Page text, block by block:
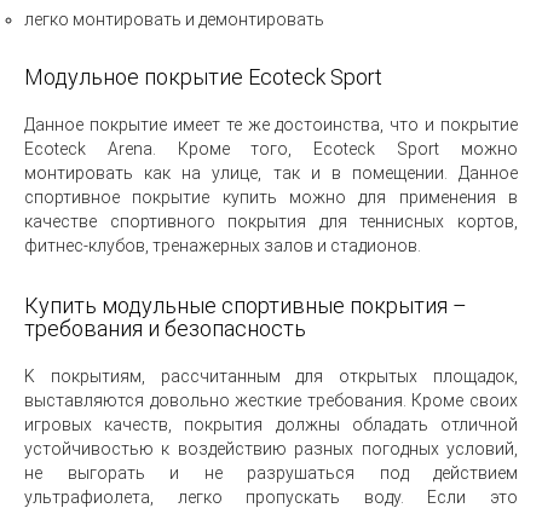
легко монтировать и демонтировать
Модульное покрытие Ecoteck Sport
Данное покрытие имеет те же достоинства, что и покрытие
Ecoteck Arena. Кроме того, Ecoteck Sport можно
монтировать как на улице, так и в помещении. Данное
спортивное покрытие купить можно для применения в
качестве спортивного покрытия для теннисных кортов,
фитнес-клубов, тренажерных залов и стадионов.
Купить модульные спортивные покрытия –
требования и безопасность
K покрытиям, рассчитанным для открытых площадок,
выставляются довольно жесткие требования. Кроме своих
игровых качеств, покрытия должны обладать отличной
устойчивостью к воздействию разных погодных условий,
не выгорать и не разрушаться под действием
ультрафиолета, легко пропускать воду. Если это